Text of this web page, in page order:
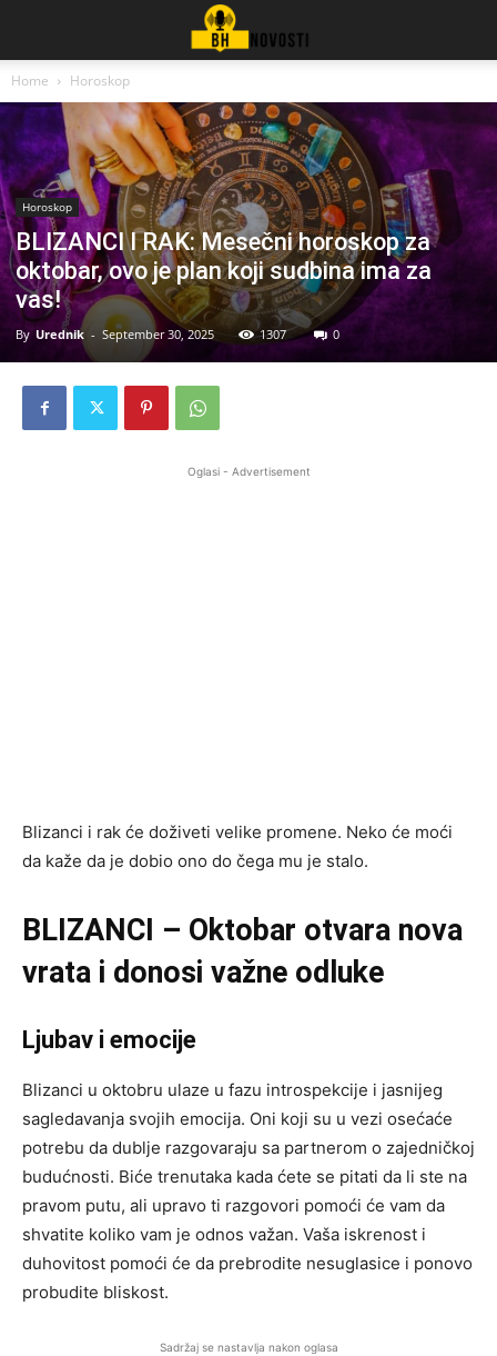
Home Horoskop
Horoskop
BLIZANCI I RAK: Mesečni horoskop za
oktobar, ovo je plan koji sudbina ima za
vas!
By Urednik - September 30, 2025 1307 0
Oglasi - Advertisement
Blizanci i rak će doživeti velike promene. Neko će moći
da kaže da je dobio ono do čega mu je stalo.
BLIZANCI – Oktobar otvara nova
vrata i donosi važne odluke
Ljubav i emocije
Blizanci u oktobru ulaze u fazu introspekcije i jasnijeg
sagledavanja svojih emocija. Oni koji su u vezi osećaće
potrebu da dublje razgovaraju sa partnerom o zajedničkoj
budućnosti. Biće trenutaka kada ćete se pitati da li ste na
pravom putu, ali upravo ti razgovori pomoći će vam da
shvatite koliko vam je odnos važan. Vaša iskrenost i
duhovitost pomoći će da prebrodite nesuglasice i ponovo
probudite bliskost.
Sadržaj se nastavlja nakon oglasa